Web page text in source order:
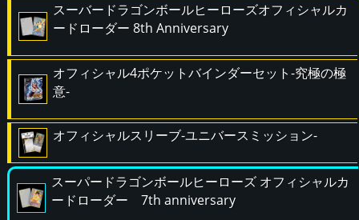
スーバードラゴンボールヒーローズオフィシャルカ
ードローダー 8th Anniversary
オフィシャル4ポケットバインダーセット-究極の極
意-
オフィシャルスリーブ-ユニバースミッション-
スーパードラゴンボールヒーローズ オフィシャルカ
ードローダー 7th anniversary